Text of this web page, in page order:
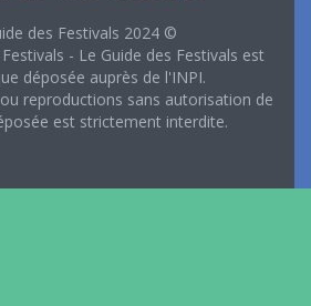
des Festivals 2024 ©
- Le Guide des Festivals est
déposée auprès de l'INPI.
reproductions sans autorisation de
est strictement interdite.